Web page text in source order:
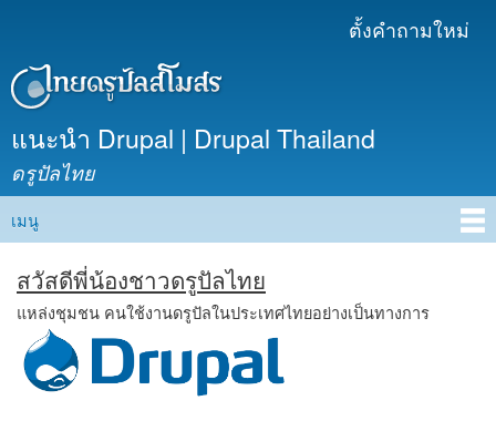
เนื้อหา
ตั้งคำถามใหม่
แนะนำ Drupal | Drupal Thailand
ดรูปัลไทย
Main menu
เมนู
สวัสดีพี่น้องชาวดรูปัลไทย
แหล่งชุมชน คนใช้งานดรูปัลในประเทศไทยอย่างเป็นทางการ